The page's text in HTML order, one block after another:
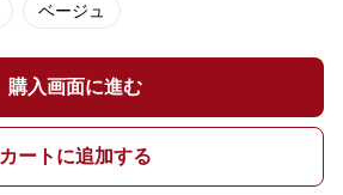
ベージュ
購入画面に進む
カートに追加する